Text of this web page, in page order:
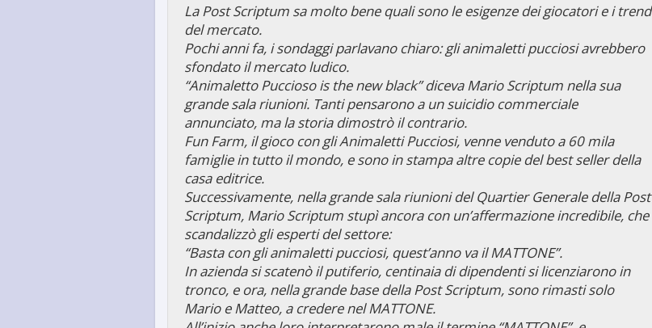
La Post Scriptum sa molto bene quali sono le esigenze dei giocatori e i trend
del mercato.
Pochi anni fa, i sondaggi parlavano chiaro: gli animaletti pucciosi avrebbero
sfondato il mercato ludico.
“Animaletto Puccioso is the new black” diceva Mario Scriptum nella sua
grande sala riunioni. Tanti pensarono a un suicidio commerciale
annunciato, ma la storia dimostrò il contrario.
Fun Farm, il gioco con gli Animaletti Pucciosi, venne venduto a 60 mila
famiglie in tutto il mondo, e sono in stampa altre copie del best seller della
casa editrice.
Successivamente, nella grande sala riunioni del Quartier Generale della Post
Scriptum, Mario Scriptum stupì ancora con un’affermazione incredibile, che
scandalizzò gli esperti del settore:
“Basta con gli animaletti pucciosi, quest’anno va il MATTONE”.
In azienda si scatenò il putiferio, centinaia di dipendenti si licenziarono in
tronco, e ora, nella grande base della Post Scriptum, sono rimasti solo
Mario e Matteo, a credere nel MATTONE.